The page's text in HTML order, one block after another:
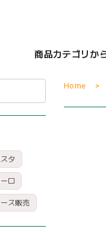
商品カテゴリか
タ
ロ
ス販売
Home